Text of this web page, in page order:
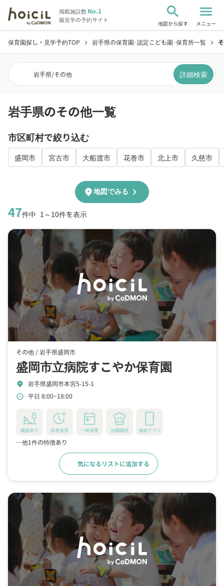
掲載施設数No.1
園見学の予約サイト
search
地図から探す
menu
メニュー
保育園探し・見学予約TOP chevron_right 岩手県の保育園･認定こども園･保育所一覧 chevron_right
岩手県/その他 詳細検索
岩手県のその他一覧
市区町村で絞り込む
盛岡市 宮古市 大船渡市 花巻市 北上市 久慈市
47件中 1～10件を表示
location_on地図でみる chevron_right
その他 /岩手県盛岡市
盛岡市立病院すこやか保育園
location_on 岩手県盛岡市本宮5-15-1
schedule 平日 8:00~18:00
園庭あり 延長保育 一時保育 自園調理 連絡アプリ
…他1件の特徴あり
気になるリストに追加する